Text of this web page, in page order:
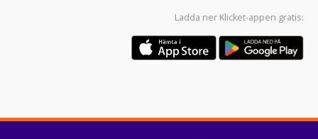
Ladda ner Klicket-appen gratis: